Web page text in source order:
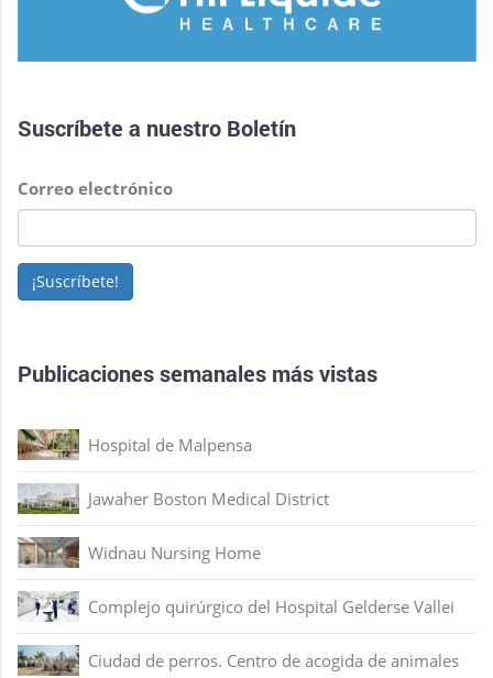
Suscríbete a nuestro Boletín
Correo electrónico
¡Suscríbete!
Publicaciones semanales más vistas
Hospital de Malpensa
Jawaher Boston Medical District
Widnau Nursing Home
Complejo quirúrgico del Hospital Gelderse Vallei
Ciudad de perros. Centro de acogida de animales